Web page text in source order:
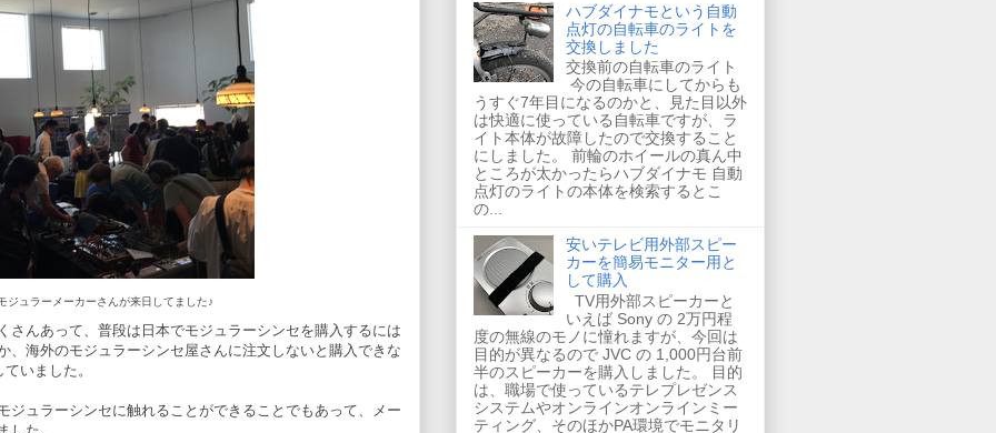
ジュラーメーカーさんが来日してました♪
さんあって、普段は日本でモジュラーシンセを購入するには
、海外のモジュラーシンセ屋さんに注文しないと購入できな
いました。
ジュラーシンセに触れることができることでもあって、メー
ハブダイナモという自動
点灯の自転車のライトを
交換しました
交換前の自転車のライト
今の自転車にしてからも
うすぐ7年目になるのかと、見た目以外
は快適に使っている自転車ですが、ラ
イト本体が故障したので交換すること
にしました。 前輪のホイールの真ん中
ところが太かったらハブダイナモ 自動
点灯のライトの本体を検索するとこ
の...
安いテレビ用外部スピー
カーを簡易モニター用と
して購入
TV用外部スピーカーと
いえば Sony の 2万円程
度の無線のモノに憧れますが、今回は
目的が異なるので JVC の 1,000円台前
半のスピーカーを購入しました。 目的
は、職場で使っているテレプレゼンス
システムやオンラインオンラインミー
ティング、そのほかPA環境でモニタリ